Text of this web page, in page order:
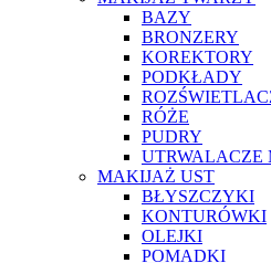
BAZY
BRONZERY
KOREKTORY
PODKŁADY
RÓŻE
PUDRY
UTRWALACZE
MAKIJAŻ UST
BŁYSZCZYKI
KONTURÓWKI
OLEJKI
POMADKI